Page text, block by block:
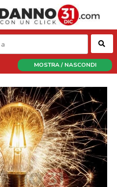
MOSTRA / NASCONDI